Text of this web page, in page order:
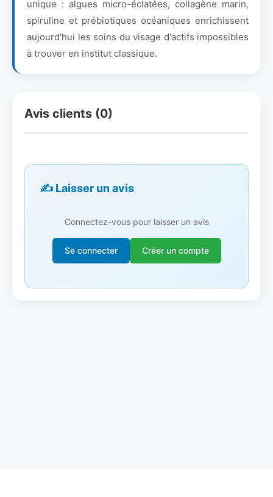
unique : algues micro-éclatées, collagène marin,
spiruline et prébiotiques océaniques enrichissent
aujourd'hui les soins du visage d'actifs impossibles
à trouver en institut classique.
Avis clients (0)
✍️ Laisser un avis
Connectez-vous pour laisser un avis
Se connecter Créer un compte